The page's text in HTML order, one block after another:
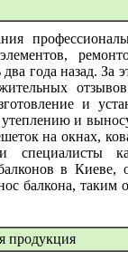
два года назад.
и
и
на окнах,
специалисты
в
балкона, таким
продукция